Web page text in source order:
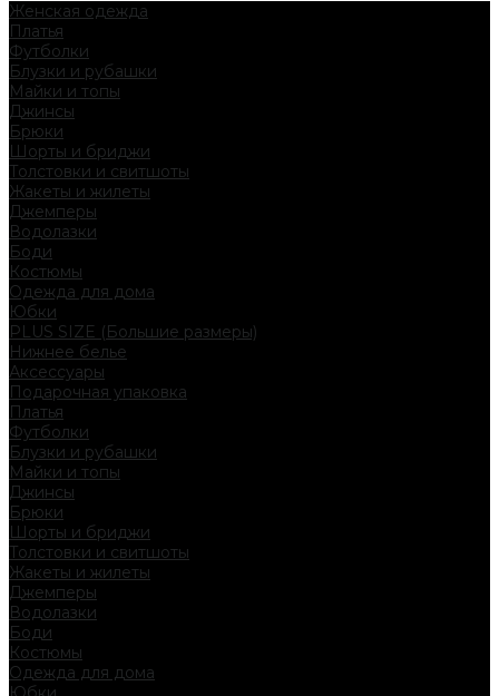
Женская одежда
Платья
Футболки
Блузки и рубашки
Майки и топы
Джинсы
Брюки
Шорты и бриджи
Толстовки и свитшоты
Жакеты и жилеты
Джемперы
Водолазки
Боди
Костюмы
Одежда для дома
Юбки
PLUS SIZE (Большие размеры)
Нижнее белье
Аксессуары
Подарочная упаковка
Платья
Футболки
Блузки и рубашки
Майки и топы
Джинсы
Брюки
Шорты и бриджи
Толстовки и свитшоты
Жакеты и жилеты
Джемперы
Водолазки
Боди
Костюмы
Одежда для дома